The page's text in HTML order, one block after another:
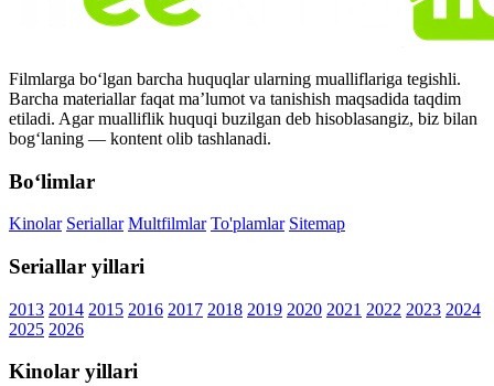
Filmlarga bo‘lgan barcha huquqlar ularning mualliflariga tegishli.
Barcha materiallar faqat ma’lumot va tanishish maqsadida taqdim
etiladi. Agar mualliflik huquqi buzilgan deb hisoblasangiz, biz bilan
bog‘laning — kontent olib tashlanadi.
Bo‘limlar
Kinolar Seriallar Multfilmlar To'plamlar Sitemap
Seriallar yillari
2013 2014 2015 2016 2017 2018 2019 2020 2021 2022 2023 2024
2025 2026
Kinolar yillari